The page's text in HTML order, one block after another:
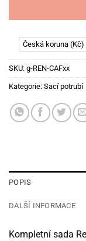
Česká koruna (Kč)
SKU: g-REN-CAFxx
Kategorie: Sací potrubí
POPIS
DALŠÍ INFORMACE
Kompletní sada